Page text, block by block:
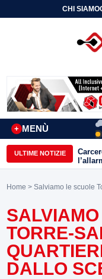
CHI SIAMO
MENÙ
+
ULTIME NOTIZIE
Home > Salviamo le scuole
TORRE-
DALLO